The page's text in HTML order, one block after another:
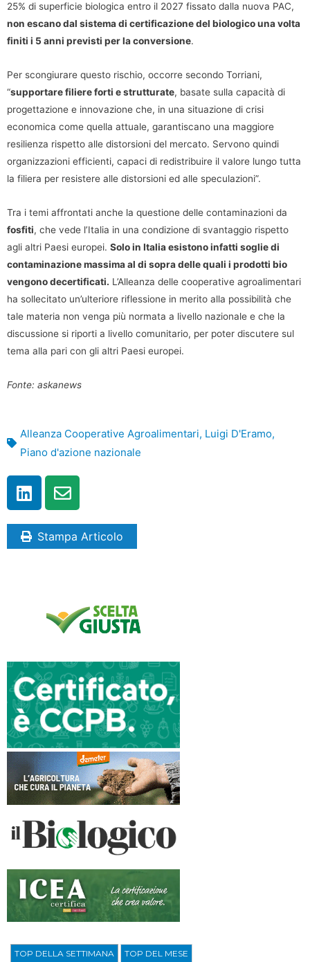
25% di superficie biologica entro il 2027 fissato dalla nuova PAC,
non escano dal sistema di certificazione del biologico una volta
finiti i 5 anni previsti per la conversione.
Per scongiurare questo rischio, occorre secondo Torriani,
“supportare filiere forti e strutturate, basate sulla capacità di
progettazione e innovazione che, in una situazione di crisi
economica come quella attuale, garantiscano una maggiore
resilienza rispetto alle distorsioni del mercato. Servono quindi
organizzazioni efficienti, capaci di redistribuire il valore lungo tutta
la filiera per resistere alle distorsioni ed alle speculazioni”.
Tra i temi affrontati anche la questione delle contaminazioni da
fosfiti, che vede l’Italia in una condizione di svantaggio rispetto
agli altri Paesi europei. Solo in Italia esistono infatti soglie di
contaminazione massima al di sopra delle quali i prodotti bio
vengono decertificati. L’Alleanza delle cooperative agroalimentari
ha sollecitato un’ulteriore riflessione in merito alla possibilità che
tale materia non venga più normata a livello nazionale e che la
discussione si riporti a livello comunitario, per poter discutere sul
tema alla pari con gli altri Paesi europei.
Fonte: askanews
Alleanza Cooperative Agroalimentari, Luigi D'Eramo,
Piano d'azione nazionale
Stampa Articolo
TOP DELLA SETTIMANA TOP DEL MESE